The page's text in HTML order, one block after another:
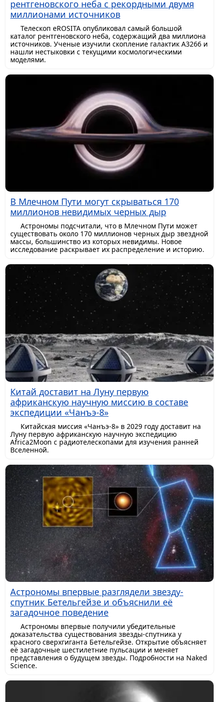
рентгеновского неба с рекордными двумя
миллионами источников
Телескоп eROSITA опубликовал самый большой
каталог рентгеновского неба, содержащий два миллиона
источников. Ученые изучили скопление галактик A3266 и
нашли нестыковки с текущими космологическими
моделями.
В Млечном Пути могут скрываться 170
миллионов невидимых черных дыр
Астрономы подсчитали, что в Млечном Пути может
существовать около 170 миллионов черных дыр звездной
массы, большинство из которых невидимы. Новое
исследование раскрывает их распределение и историю.
Китай доставит на Луну первую
африканскую научную миссию в составе
экспедиции «Чанъэ-8»
Китайская миссия «Чанъэ-8» в 2029 году доставит на
Луну первую африканскую научную экспедицию
Africa2Moon с радиотелескопами для изучения ранней
Вселенной.
Астрономы впервые разглядели звезду-
спутник Бетельгейзе и объяснили её
загадочное поведение
Астрономы впервые получили убедительные
доказательства существования звезды-спутника у
красного сверхгиганта Бетельгейзе. Открытие объясняет
её загадочные шестилетние пульсации и меняет
представления о будущем звезды. Подробности на Naked
Science.